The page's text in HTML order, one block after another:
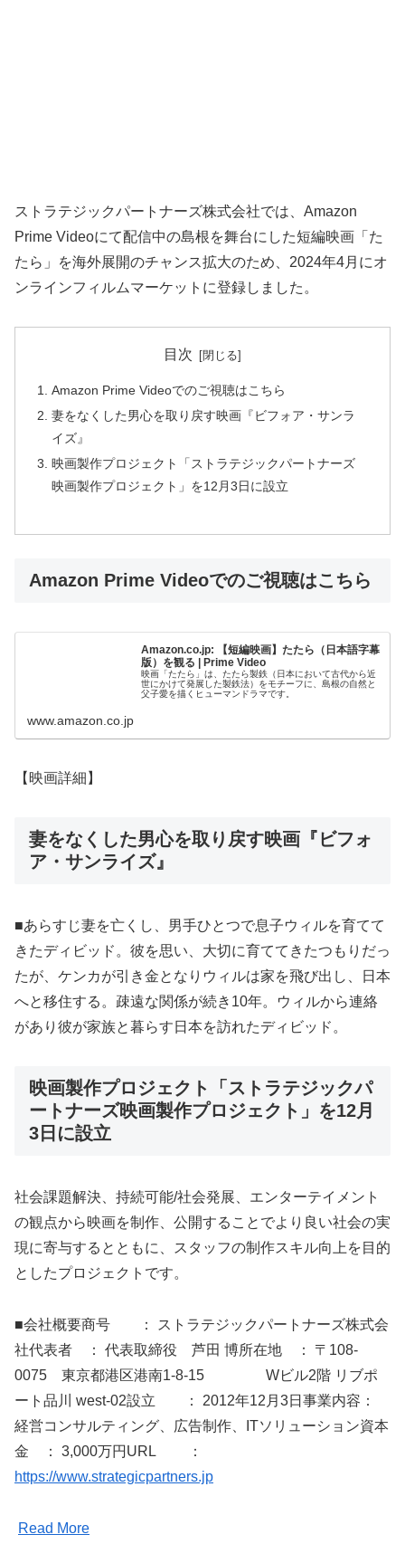
ストラテジックパートナーズ株式会社では、Amazon
Prime Videoにて配信中の島根を舞台にした短編映画「た
たら」を海外展開のチャンス拡大のため、2024年4月にオ
ンラインフィルムマーケットに登録しました。
目次
Amazon Prime Videoでのご視聴はこちら
妻をなくした男心を取り戻す映画『ビフォア・サンラ
イズ』
映画製作プロジェクト「ストラテジックパートナーズ
映画製作プロジェクト」を12月3日に設立
Amazon Prime Videoでのご視聴はこちら
Amazon.co.jp: 【短編映画】たたら（日本語字幕
版）を観る | Prime Video
映画「たたら」は、たたら製鉄（日本において古代から近
世にかけて発展した製鉄法）をモチーフに、島根の自然と
父子愛を描くヒューマンドラマです。
www.amazon.co.jp
【映画詳細】
妻をなくした男心を取り戻す映画『ビフォ
ア・サンライズ』
■あらすじ妻を亡くし、男手ひとつで息子ウィルを育てて
きたディビッド。彼を思い、大切に育ててきたつもりだっ
たが、ケンカが引き金となりウィルは家を飛び出し、日本
へと移住する。疎遠な関係が続き10年。ウィルから連絡
があり彼が家族と暮らす日本を訪れたディビッド。
映画製作プロジェクト「ストラテジックパ
ートナーズ映画製作プロジェクト」を12月
3日に設立
社会課題解決、持続可能/社会発展、エンターテイメント
の観点から映画を制作、公開することでより良い社会の実
現に寄与するとともに、スタッフの制作スキル向上を目的
としたプロジェクトです。
■会社概要商号 ： ストラテジックパートナーズ株式会
社代表者 ： 代表取締役 芦田 博所在地 ： 〒108-
0075 東京都港区港南1-8-15 Wビル2階 リブポ
ート品川 west-02設立 ： 2012年12月3日事業内容：
経営コンサルティング、広告制作、ITソリューション資本
金 ： 3,000万円URL ：
https://www.strategicpartners.jp
Read More